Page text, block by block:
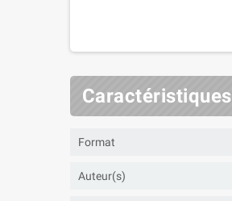
Caractéristiques
Format
Auteur(s)